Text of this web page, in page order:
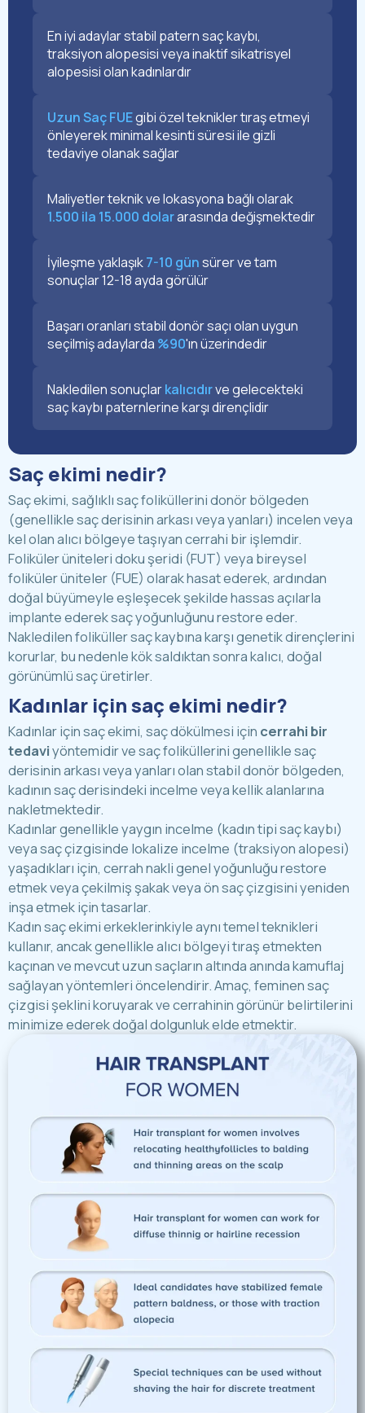
En iyi adaylar stabil patern saç kaybı,
traksiyon alopesisi veya inaktif sikatrisyel
alopesisi olan kadınlardır
Uzun Saç FUEgibi özel teknikler tıraş etmeyi
önleyerek minimal kesinti süresi ile gizli
tedaviye olanak sağlar
Maliyetler teknik ve lokasyona bağlı olarak
1.500 ila 15.000 dolararasında değişmektedir
İyileşme yaklaşık7-10 günsürer ve tam
sonuçlar 12-18 ayda görülür
Başarı oranları stabil donör saçı olan uygun
seçilmiş adaylarda %90'ın üzerindedir
Nakledilen sonuçlarkalıcıdırve gelecekteki
saç kaybı paternlerine karşı dirençlidir
Saç ekimi nedir?
Saç ekimi, sağlıklı saç foliküllerinidonör bölgeden
(genellikle saç derisinin arkası veya yanları) incelen veya
kel olan alıcı bölgeye taşıyan cerrahi bir işlemdir.
Foliküler üniteleri doku şeridi (FUT) veya bireysel
foliküler üniteler (FUE) olarak hasat ederek, ardından
doğal büyümeyle eşleşecek şekilde hassas açılarla
implante ederek saç yoğunluğunu restore eder.
Nakledilen foliküller saç kaybına karşı genetik dirençlerini
korurlar, bu nedenle kök saldıktan sonra kalıcı, doğal
görünümlü saç üretirler.
Kadınlar için saç ekimi nedir?
Kadınlar için saç ekimi, saç dökülmesi için cerrahi bir
tedaviyöntemidir ve saç foliküllerini genellikle saç
derisinin arkası veya yanları olan stabil donör bölgeden,
kadının saç derisindeki incelme veya kellik alanlarına
nakletmektedir.
Kadınlar genellikle yaygın incelme (kadın tipi saç kaybı)
veya saç çizgisinde lokalize incelme (traksiyon alopesi)
yaşadıkları için, cerrah nakli genel yoğunluğu restore
etmek veya çekilmiş şakak veya ön saç çizgisini yeniden
inşa etmek için tasarlar.
Kadın saç ekimi erkeklerinkiyle aynı temel teknikleri
kullanır, ancak genellikle alıcı bölgeyi tıraş etmekten
kaçınan ve mevcut uzun saçların altında anında kamuflaj
sağlayan yöntemleri öncelendirir. Amaç, feminen saç
çizgisi şeklini koruyarak ve cerrahinin görünür belirtilerini
minimize ederek doğal dolgunluk elde etmektir.